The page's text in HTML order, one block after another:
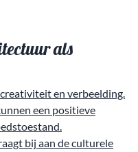
als
en verbeelding.
een positieve
bij aan de culturele